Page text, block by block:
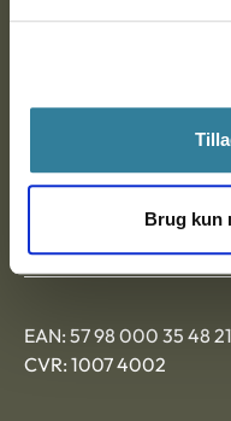
Brug kun
Ankestyrelsen
EAN: 57 98 000 35 48 21
CVR: 1007 4002